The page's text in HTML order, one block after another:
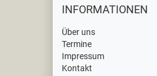
INFORMATIONEN
Über uns
Termine
Impressum
Kontakt